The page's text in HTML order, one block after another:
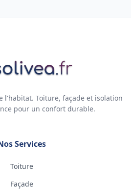
l'habitat. Toiture, façade et isolation
pour un confort durable.
Services
Toiture
Façade